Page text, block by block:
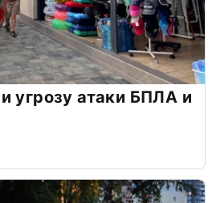
угрозу атаки БПЛА и